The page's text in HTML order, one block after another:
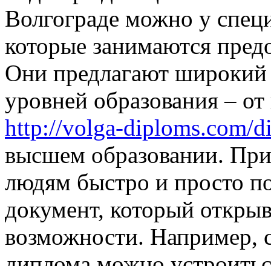
Волгограде можно у
которые занимаются
Они предлагают
уровней образования – от
http://volga-diploms.com/
высшем образовании.
людям быстро и просто
документ, который
возможности. Например,